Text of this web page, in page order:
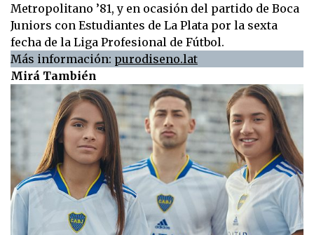
Metropolitano ’81, y en ocasión del partido de Boca
Juniors con Estudiantes de La Plata por la sexta
fecha de la Liga Profesional de Fútbol.
Más información: purodiseno.lat
Mirá También